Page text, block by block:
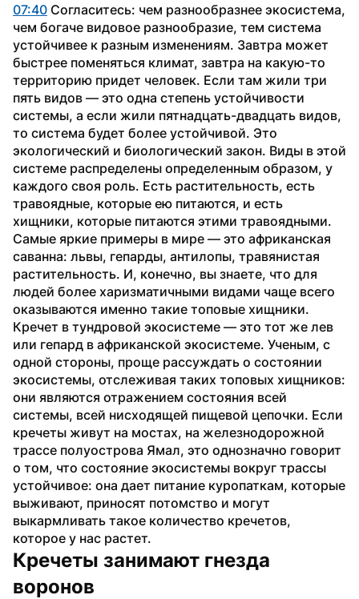
07:40 Согласитесь: чем разнообразнее экосистема,
чем богаче видовое разнообразие, тем система
устойчивее к разным изменениям. Завтра может
быстрее поменяться климат, завтра на какую-то
территорию придет человек. Если там жили три
пять видов — это одна степень устойчивости
системы, а если жили пятнадцать-двадцать видов,
то система будет более устойчивой. Это
экологический и биологический закон. Виды в этой
системе распределены определенным образом, у
каждого своя роль. Есть растительность, есть
травоядные, которые ею питаются, и есть
хищники, которые питаются этими травоядными.
Самые яркие примеры в мире — это африканская
саванна: львы, гепарды, антилопы, травянистая
растительность. И, конечно, вы знаете, что для
людей более харизматичными видами чаще всего
оказываются именно такие топовые хищники.
Кречет в тундровой экосистеме — это тот же лев
или гепард в африканской экосистеме. Ученым, с
одной стороны, проще рассуждать о состоянии
экосистемы, отслеживая таких топовых хищников:
они являются отражением состояния всей
системы, всей нисходящей пищевой цепочки. Если
кречеты живут на мостах, на железнодорожной
трассе полуострова Ямал, это однозначно говорит
о том, что состояние экосистемы вокруг трассы
устойчивое: она дает питание куропаткам, которые
выживают, приносят потомство и могут
выкармливать такое количество кречетов,
которое у нас растет.
Кречеты занимают гнезда
воронов